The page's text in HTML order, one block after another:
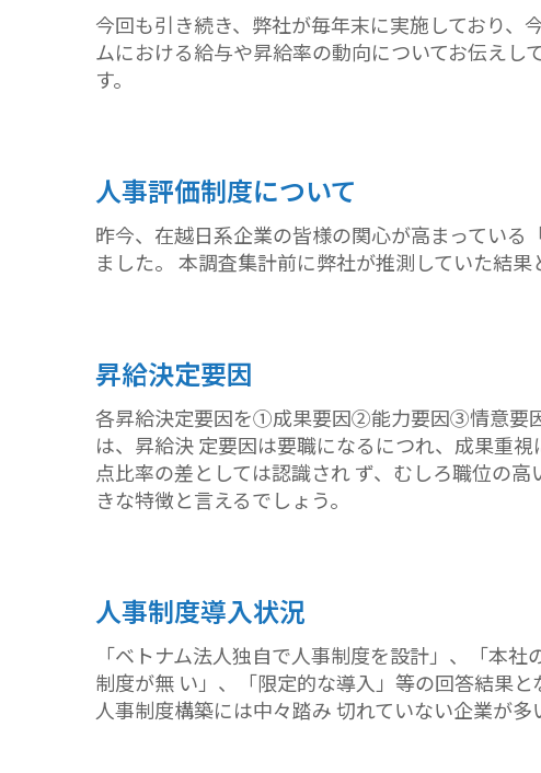
今回も引き続き、弊社が毎年末に実施しており
ムにおける給与や昇給率の動向についてお伝えし
す。
人事評価制度について
昨今、在越日系企業の皆様の関心が高まってい
ました。 本調査集計前に弊社が推測していた結
昇給決定要因
各昇給決定要因を①成果要因②能力要因③情意要
は、昇給決 定要因は要職になるにつれ、成果重
点比率の差としては認識され ず、むしろ職位の
きな特徴と言えるでしょう。
人事制度導入状況
「ベトナム法人独自で人事制度を設計」、「本
制度が無 い」、「限定的な導入」等の回答結果
人事制度構築には中々踏み 切れていない企業が多